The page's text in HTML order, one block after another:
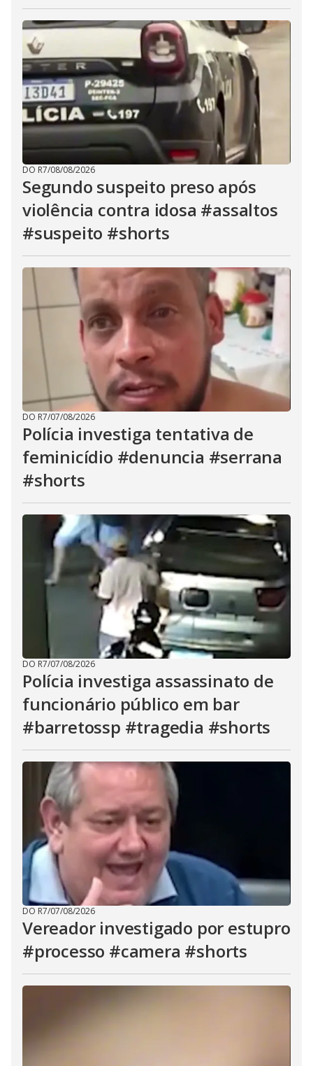
DO R7/08/08/2026
Segundo suspeito preso após
violência contra idosa #assaltos
#suspeito #shorts
DO R7/07/08/2026
Polícia investiga tentativa de
feminicídio #denuncia #serrana
#shorts
DO R7/07/08/2026
Polícia investiga assassinato de
funcionário público em bar
#barretossp #tragedia #shorts
DO R7/07/08/2026
Vereador investigado por estupro
#processo #camera #shorts